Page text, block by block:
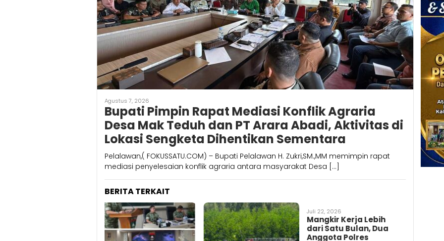
Agustus 7, 2026
Bupati Pimpin Rapat Mediasi Konflik Agraria
Desa Mak Teduh dan PT Arara Abadi, Aktivitas di
Lokasi Sengketa Dihentikan Sementara
Pelalawan,( FOKUSSATU.COM) – Bupati Pelalawan H. Zukri,SM.,MM memimpin rapat
mediasi penyelesaian konflik agraria antara masyarakat Desa […]
BERITA TERKAIT
Juli 22, 2026
Mangkir Kerja Lebih
dari Satu Bulan, Dua
Anggota Polres
Juli 21, 2026
Sengketa Lahan SMPN 1
Rantau Utara
Memanas: Tiga Ruang